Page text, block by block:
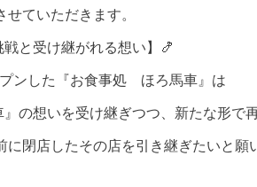
せていただきます。
と受け継がれる想い】🍤
ンした『お食事処 ほろ馬車』は
の想いを受け継ぎつつ、新たな形で
に閉店したその店を引き継ぎたいと願